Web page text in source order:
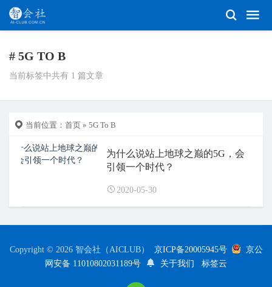
# 5G TO B
当前标签中共有 1 篇文章
当前位置： 首页 » 5G To B
为什么说站上地球之巅的5G，会
引领一个时代？
2020-05-30
Copyright © 2026 智会社（AICLUB） 京ICP备20005945号
京公
网安备 11010802031189号
关于我们 标签云